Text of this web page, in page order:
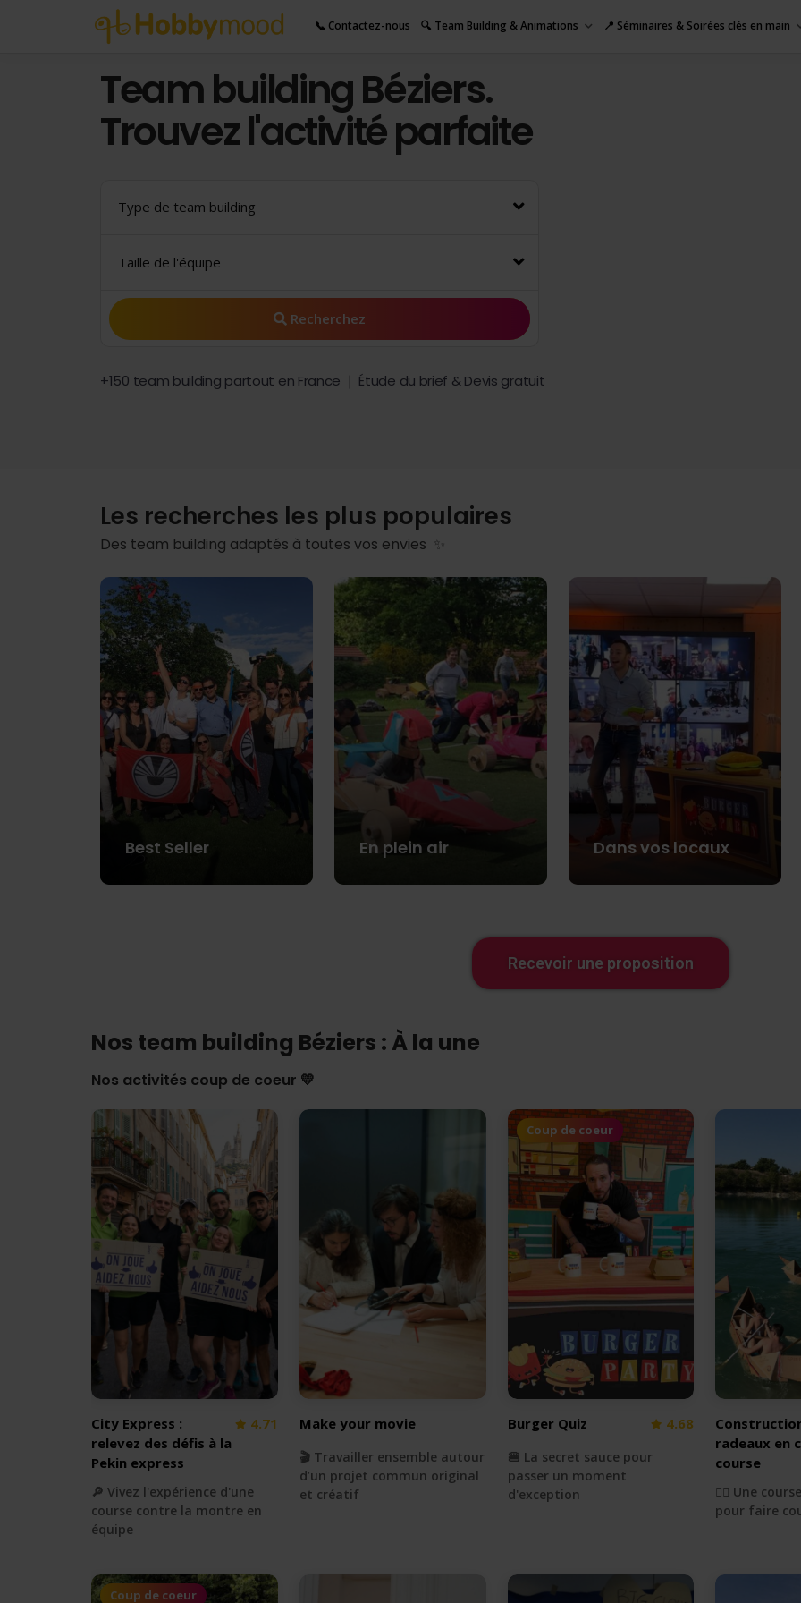
📞 Contactez-nous 🔍 Team Building & Animations 📍 Séminaires & Soirées clés en main
Team building Béziers.
Trouvez l'activité parfaite
Type de team building
Taille de l'équipe
Recherchez
+150 team building partout en France ❘ Étude du brief & Devis gratuit
Les recherches les plus populaires
Des team building adaptés à toutes vos envies ✨
Best Seller En plein air Dans vos locaux
Recevoir une proposition
Nos team building Béziers : À la une
Nos activités coup de coeur 💛
City Express :
relevez des défis à la
Pekin express
4.71
🔎 Vivez l'expérience d'une
course contre la montre en
équipe
Make your movie
🎬 Travailler ensemble autour
d’un projet commun original
et créatif
Coup de coeur
Burger Quiz 4.68
🍔 La secret sauce pour
passer un moment
d'exception
radeaux en
course
🚣‍♀️ Une
pour faire
Coup de coeur